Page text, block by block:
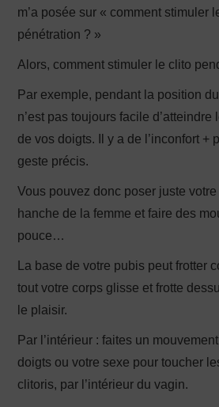
m’a posée sur « comment stimuler
pénétration ? »
Alors, comment stimuler le clito
Par exemple, pendant la position
n’est pas toujours facile
de vos doigts. Il y a de l’inconfort +
geste précis.
Vous pouvez donc poser juste votre
hanche de la femme et faire des
pouce…
La base de votre pubis peut frotter
tout votre corps glisse et frotte
le plaisir.
Par l’intérieur : faites un
doigts ou votre sexe pour toucher
clitoris, par l’intérieur du vagin.